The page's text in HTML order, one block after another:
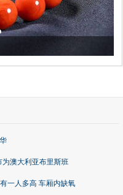
澳大利亚布里斯班
一人多高 车厢内缺氧